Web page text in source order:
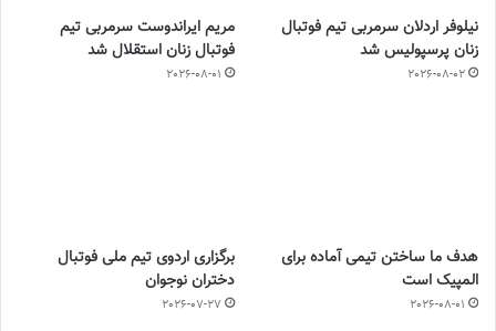
نیلوفر اردلان سرمربی تیم فوتبال
زنان پرسپولیس شد
2026-08-02
مریم ایراندوست سرمربی تیم
فوتبال زنان استقلال شد
2026-08-01
هدف ما ساختن تیمی آماده برای
المپیک است
2026-08-01
برگزاری اردوی تیم ملی فوتبال
دختران نوجوان
2026-07-27